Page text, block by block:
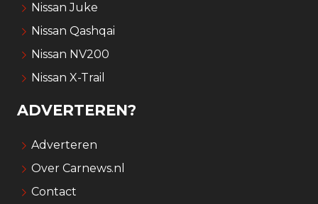
Nissan Juke
Nissan Qashqai
Nissan NV200
Nissan X-Trail
ADVERTEREN?
Adverteren
Over Carnews.nl
Contact